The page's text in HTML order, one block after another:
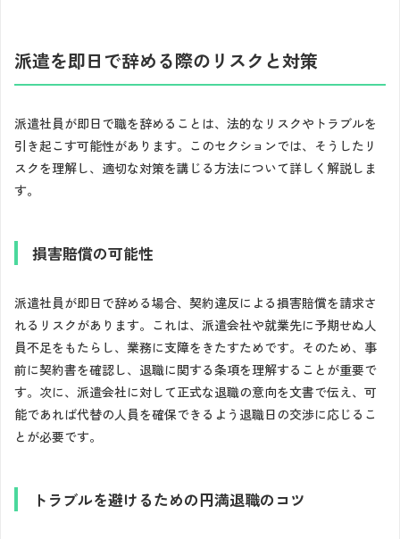
派遣を即日で辞める際のリスクと対策
派遣社員が即日で職を辞めることは、法的なリスクやトラブルを
引き起こす可能性があります。このセクションでは、そうしたリ
スクを理解し、適切な対策を講じる方法について詳しく解説しま
す。
損害賠償の可能性
派遣社員が即日で辞める場合、契約違反による損害賠償を請求さ
れるリスクがあります。これは、派遣会社や就業先に予期せぬ人
員不足をもたらし、業務に支障をきたすためです。そのため、事
前に契約書を確認し、退職に関する条項を理解することが重要で
す。次に、派遣会社に対して正式な退職の意向を文書で伝え、可
能であれば代替の人員を確保できるよう退職日の交渉に応じるこ
とが必要です。
トラブルを避けるための円満退職のコツ